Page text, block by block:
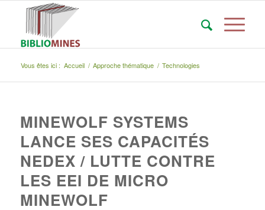
Vous êtes ici : Accueil / Approche thématique / Technologies
MINEWOLF SYSTEMS
LANCE SES CAPACITÉS
NEDEX / LUTTE CONTRE
LES EEI DE MICRO
MINEWOLF